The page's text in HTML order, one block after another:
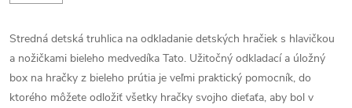
Stredná detská truhlica na odkladanie detských hračiek s hlavičkou
a nožičkami bieleho medvedíka Tato. Užitočný odkladací a úložný
box na hračky z bieleho prútia je veľmi praktický pomocník, do
ktorého môžete odložiť všetky hračky svojho dieťaťa, aby bol v